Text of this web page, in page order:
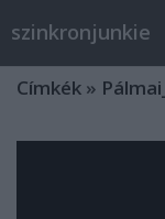
szinkronjunkie
Címkék »